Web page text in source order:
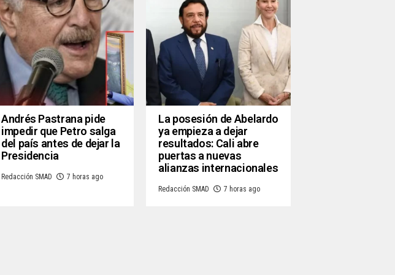
Andrés Pastrana pide
impedir que Petro salga
del país antes de dejar la
Presidencia
Redacción SMAD 7 horas ago
La posesión de Abelardo
ya empieza a dejar
resultados: Cali abre
puertas a nuevas
alianzas internacionales
Redacción SMAD 7 horas ago